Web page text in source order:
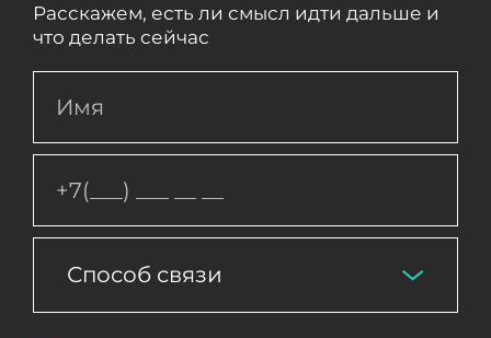
Расскажем, есть ли смысл идти дальше и
что делать сейчас
Способ связи